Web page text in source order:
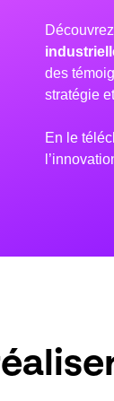
des
stratégie
En le